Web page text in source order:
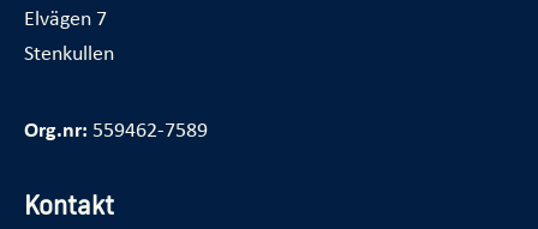
Elvägen 7
Stenkullen
Org.nr: 559462-7589
Kontakt